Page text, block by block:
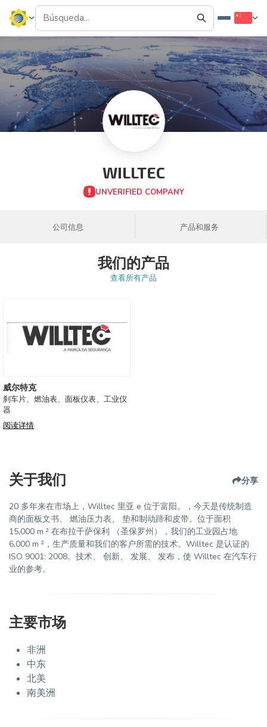
WILLTEC
UNVERIFIED COMPANY
公司信息 产品和服务
我们的产品
查看所有产品
威尔特克
刹车片、燃油表、面板仪表、工业仪
器
阅读详情
关于我们 分享
20 多年来在市场上，Willtec 里亚 e 位于富阳。，今天是传统制造
商的面板文书、 燃油压力表、 垫和制动蹄和皮带。位于面积
15,000 m ² 在布拉干萨保利 （圣保罗州），我们的工业园占地
6,000 m ²，生产质量和我们的客户所需的技术。Willtec 是认证的
ISO 9001: 2008。技术、 创新、 发展、 发布，使 Willtec 在汽车行
业的参考。
主要市场
非洲
中东
北美
南美洲